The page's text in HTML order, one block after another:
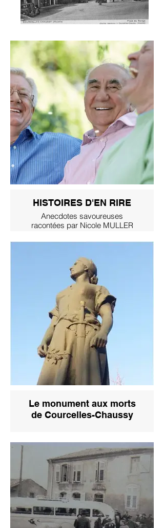
HISTOIRES D'EN RIRE
Anecdotes savoureuses
racontées par Nicole MULLER
Le monument aux morts
de Courcelles-Chaussy